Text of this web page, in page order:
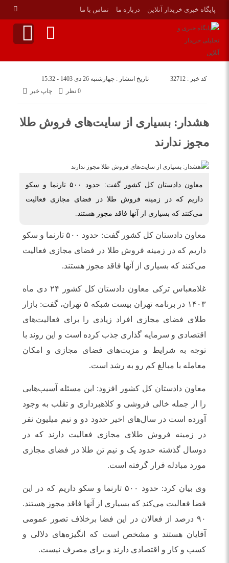
پایگاه خبری خریدار آنلاین درباره ما تماس با ما
کد خبر : 32712
تاریخ انتشار : چهارشنبه 26 دی 1403 - 15:32
چاپ خبر
0 نظر
هشدار: بسیاری از سایت‌های فروش طلا
مجوز ندارند
معاون دادستان کل کشور گفت: حدود ۵۰۰ تارنما و سکو
داریم که در زمینه فروش طلا در فضای مجازی فعالیت
می‌کنند که بسیاری از آنها فاقد مجوز هستند.
معاون دادستان کل کشور گفت: حدود ۵۰۰ تارنما و سکو
داریم که در زمینه فروش طلا در فضای مجازی فعالیت
می‌کنند که بسیاری از آنها فاقد مجوز هستند.
غلامعباس ترکی معاون دادستان کل کشور ٢۴ دی ماه
١۴٠٣ در برنامه تهران بیست شبکه ۵ تهران، گفت: بازار
طلای فضای مجازی افراد زیادی را برای فعالیت‌های
اقتصادی و سرمایه گذاری جذب کرده است و این روند با
توجه به شرایط و مزیت‌های فضای مجازی و امکان
معامله با مبالغ کم رو به رشد است.
معاون دادستان کل کشور افزود: این مسئله آسیب‌هایی
را از جمله خالی فروشی و کلاهبرداری و تقلب به وجود
آورده است در سال‌های اخیر حدود دو و نیم میلیون نفر
در زمینه فروش طلای مجازی فعالیت دارند که در
دوسال گذشته حدود یک و نیم تن طلا در فضای مجازی
مورد مبادله قرار گرفته است.
وی بیان کرد: حدود ۵۰۰ تارنما و سکو داریم که در این
فضا فعالیت می‌کند که بسیاری از آنها فاقد مجوز هستند.
۹۰ درصد از فعالان در این فضا برخلاف تصور عمومی
آقایان هستند و مشخص است که انگیزه‌های دلالی و
کسب و کار و اقتصادی دارند و برای مصرف نیست.